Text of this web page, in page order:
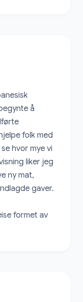
å
folk med
hvor mye vi
liker jeg
ny mat,
gaver.
formet av